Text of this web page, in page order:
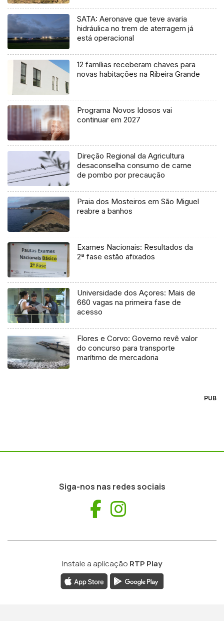
SATA: Aeronave que teve avaria
hidráulica no trem de aterragem já
está operacional
12 famílias receberam chaves para
novas habitações na Ribeira Grande
Programa Novos Idosos vai
continuar em 2027
Direção Regional da Agricultura
desaconselha consumo de carne
de pombo por precaução
Praia dos Mosteiros em São Miguel
reabre a banhos
Exames Nacionais: Resultados da
2ª fase estão afixados
Universidade dos Açores: Mais de
660 vagas na primeira fase de
acesso
Flores e Corvo: Governo revê valor
do concurso para transporte
marítimo de mercadoria
PUB
Siga-nos nas redes sociais
Facebook
Instale a aplicação RTP Play